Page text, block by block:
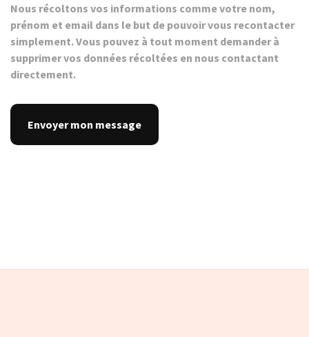
Nous récoltons vos informations comme votre nom,
prénom et email dans le but de pouvoir vous recontacter
simplement. Vous pouvez à tout moment demander à
supprimer vos données récoltées en nous contactant
directement.